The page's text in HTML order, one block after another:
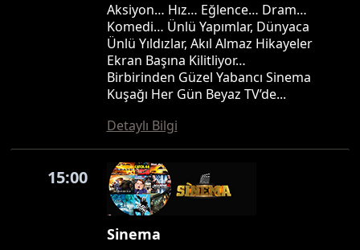
Aksiyon… Hız… Eğlence… Dram…
Komedi… Ünlü Yapımlar, Dünyaca
Ünlü Yıldızlar, Akıl Almaz Hikayeler
Ekran Başına Kilitliyor…
Birbirinden Güzel Yabancı Sinema
Kuşağı Her Gün Beyaz TV’de...
Detaylı Bilgi
15:00
Sinema